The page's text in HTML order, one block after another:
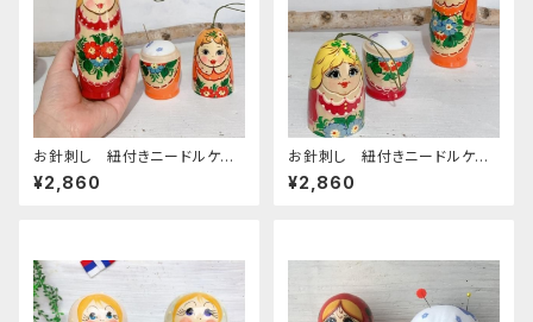
お針刺し 紐付きニードルケー
ス: ノリンスク（おさげちゃん・
オレンジの髪）13.5cm
¥2,860
お針刺し 紐付きニードルケー
ス: ノリンスク（おさげちゃん・
ブロンド）13.5cm
¥2,860